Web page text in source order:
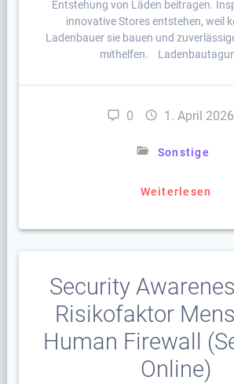
Entstehung von Läden beitragen.
innovative Stores entstehen, weil
Ladenbauer sie bauen und
mithelfen.
0 1. April 2026
Sonstige
Weiterlesen
Security
Risikofaktor
Human Firewall
Online)